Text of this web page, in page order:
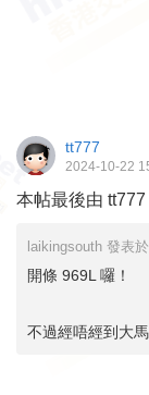
tt777
2024-10-22
本帖最後由
laikingsouth 發表
開條 969L 囉！
不過經唔經到大馬